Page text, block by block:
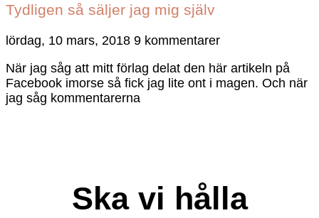
Tydligen så säljer jag mig själv
lördag, 10 mars, 2018 9 kommentarer
När jag såg att mitt förlag delat den här artikeln på
Facebook imorse så fick jag lite ont i magen. Och när
jag såg kommentarerna
Ska vi hålla